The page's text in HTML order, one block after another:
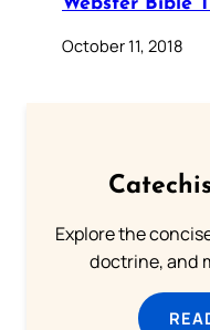
Webster Bible
October 11, 2018
Explore the
doctrine, and